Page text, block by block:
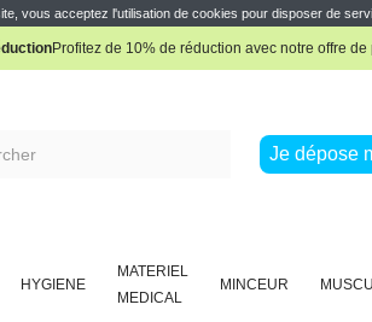
vous acceptez l'utilisation de cookies pour disposer de
Pharmacie Boissière Française
Profitez de 10% de réduction avec notre offre
Je dépose
HYGIENE
MATERIEL
MEDICAL
MINCEUR